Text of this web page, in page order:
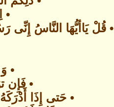
•
• قُلْ يَاأيُّهَا النَّاسُ إِنِّى
•
• فَإِن
• حَتى إِذَا